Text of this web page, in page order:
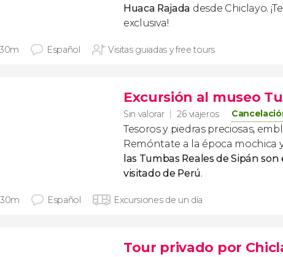
Huaca Rajada desde Chiclayo.
exclusiva!
Español Visitas guiadas y free tours
Excursión al museo
Sin valorar 26 viajeros
Tesoros y piedras preciosas,
Remóntate a la época mochica
las Tumbas Reales de Sipán
visitado de Perú.
Español Excursiones de un día
Tour privado por